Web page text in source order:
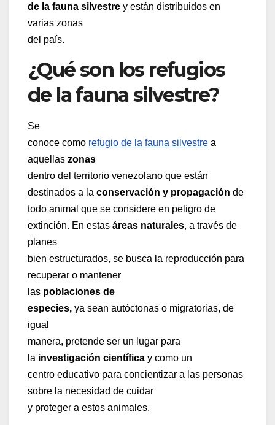
de la fauna silvestre y están distribuidos en
varias zonas
del país.
¿Qué son los refugios
de la fauna silvestre?
Se
conoce como refugio de la fauna silvestre a
aquellas zonas
dentro del territorio venezolano que están
destinados a la conservación y propagación de
todo animal que se considere en peligro de
extinción. En estas áreas naturales, a través de
planes
bien estructurados, se busca la reproducción para
recuperar o mantener
las poblaciones de
especies, ya sean autóctonas o migratorias, de
igual
manera, pretende ser un lugar para
la investigación científica y como un
centro educativo para concientizar a las personas
sobre la necesidad de cuidar
y proteger a estos animales.